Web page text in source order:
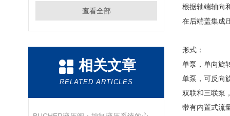
查看全部
相关文章
RELATED ARTICLES
根据轴端轴向
在后端盖集成
形式：
单泵，单向旋
单泵，可反向
双联和三联泵
带有内置式流